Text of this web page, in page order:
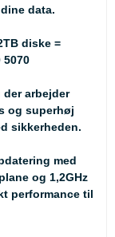
data.
diske =
5070
der arbejder
og superhøj
sikkerheden.
med
og 1,2GHz
performance til